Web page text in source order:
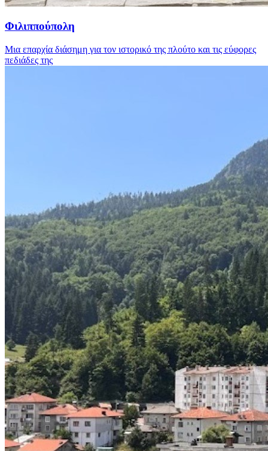
Φιλιππούπολη
Μια επαρχία διάσημη για τον ιστορικό της πλούτο και τις εύφορες
πεδιάδες της